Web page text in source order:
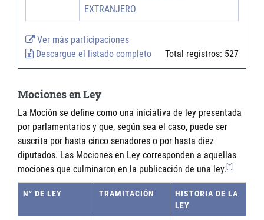
EXTRANJERO
Ver más participaciones
Descargue el listado completo
Total registros: 527
Mociones en Ley
La Moción se define como una iniciativa de ley presentada
por parlamentarios y que, según sea el caso, puede ser
suscrita por hasta cinco senadores o por hasta diez
diputados. Las Mociones en Ley corresponden a aquellas
mociones que culminaron en la publicación de una ley. [*]
N° DE LEY TRAMITACIÓN
HISTORIA DE LA
LEY